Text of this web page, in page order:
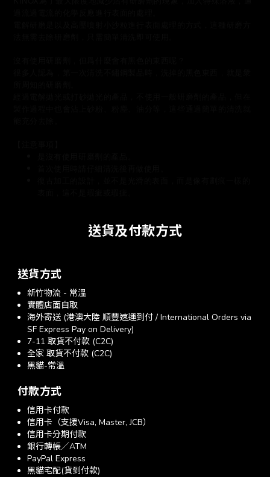
送貨及付款方式
送貨方式
新竹物流 - 常溫
實體店面自取
海外寄送 (港澳大陸 順豐速運到付 / International Orders via
SF Express Pay on Delivery)
7-11 取貨不付款 (C2C)
全家 取貨不付款 (C2C)
黑貓-常溫
付款方式
信用卡付款
信用卡（支援Visa, Master, JCB）
信用卡分期付款
銀行轉帳／ATM
PayPal Express
黑貓宅配(貨到付款)